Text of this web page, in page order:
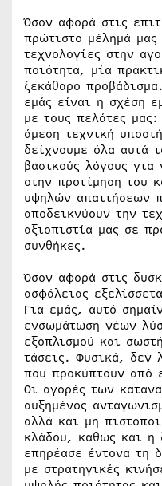
Όσον αφορά στις
πρώτιστο μέλημά
τεχνολογίες στην
ποιότητα, μία
ξεκάθαρο
εμάς είναι η σχέση
με τους πελάτες
άμεση τεχνική
δείχνουμε όλα αυτά
βασικούς λόγους
στην προτίμηση του
υψηλών απαιτήσεων
αποδεικνύουν την
αξιοπιστία μας σε
συνθήκες.
Όσον αφορά στις
ασφάλειας
Για εμάς, αυτό
ενσωμάτωση νέων
εξοπλισμού και
τάσεις. Φυσικά, δεν
που προκύπτουν από
Οι αγορές των
αυξημένος
αλλά και μη
κλάδου, καθώς και η
επηρέασε έντονα τη
με στρατηγικές